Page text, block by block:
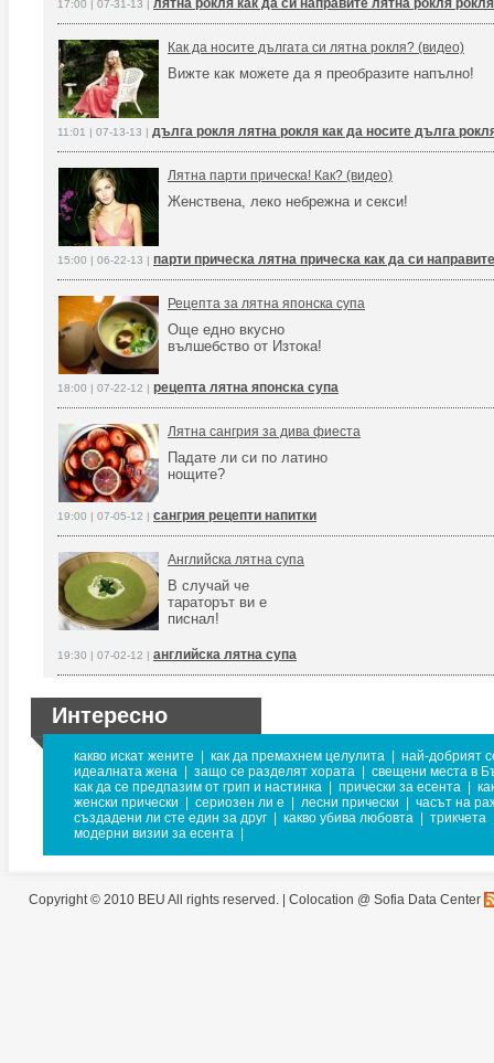
17:00 | 07-31-13 | лятна рокля как да си направите лятна рокля
Как да носите дългата си лятна рокля? (видео)
Вижте как можете да я преобразите напълно!
11:01 | 07-13-13 | дълга рокля лятна рокля как да носите дълга
Лятна парти прическа! Как? (видео)
Женствена, леко небрежна и секси!
15:00 | 06-22-13 | парти прическа лятна прическа как да си
Рецепта за лятна японска супа
Още едно вкусно
вълшебство от Изтока!
18:00 | 07-22-12 | рецепта лятна японска супа
Лятна сангрия за дива фиеста
Падате ли си по латино
нощите?
19:00 | 07-05-12 | сангрия рецепти напитки
Английска лятна супа
В случай че
тараторът ви е
писнал!
19:30 | 07-02-12 | английска лятна супа
Интересно
какво искат жените как да премахнем целулита
най-добрият
идеалната жена
защо се разделят хората
свещени места в
как да се предпазим от грип и настинка
прически за есента
женски прически
сериозен ли е лесни прически
часът на
създадени ли сте един за друг
какво убива любовта трикчета
модерни визии за есента
Copyright © 2010 BEU All rights reserved. | Colocation @ Sofia Data Center